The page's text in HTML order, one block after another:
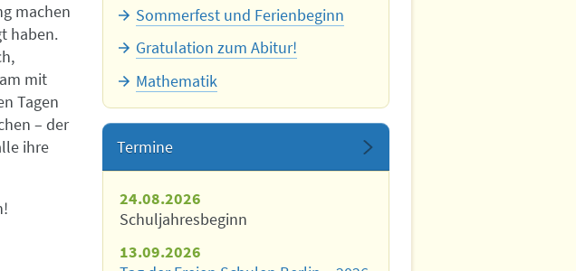
machen
haben.
mit
Tagen
– der
ihre
Sommerfest und Ferienbeginn
Gratulation zum Abitur!
Mathematik
Termine
24.08.2026
Schuljahresbeginn
13.09.2026